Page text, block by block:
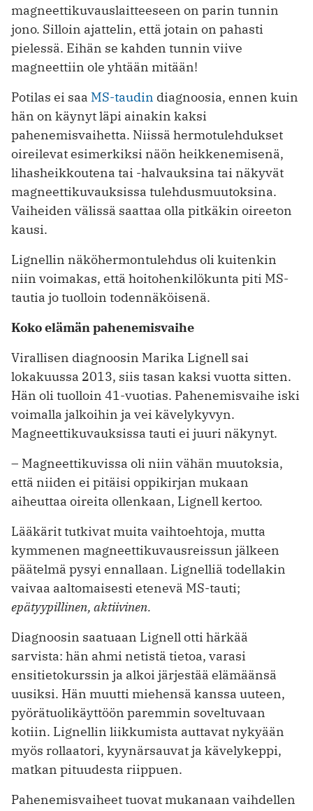
magneettikuvauslaitteeseen on parin tunnin
jono. Silloin ajattelin, että jotain on pahasti
pielessä. Eihän se kahden tunnin viive
magneettiin ole yhtään mitään!
Potilas ei saa MS-taudin diagnoosia, ennen kuin
hän on käynyt läpi ainakin kaksi
pahenemisvaihetta. Niissä hermotulehdukset
oireilevat esimerkiksi näön heikkenemisenä,
lihasheikkoutena tai -halvauksina tai näkyvät
magneettikuvauksissa tulehdusmuutoksina.
Vaiheiden välissä saattaa olla pitkäkin oireeton
kausi.
Lignellin näköhermontulehdus oli kuitenkin
niin voimakas, että hoitohenkilökunta piti MS-
tautia jo tuolloin todennäköisenä.
Koko elämän pahenemisvaihe
Virallisen diagnoosin Marika Lignell sai
lokakuussa 2013, siis tasan kaksi vuotta sitten.
Hän oli tuolloin 41-vuotias. Pahenemisvaihe iski
voimalla jalkoihin ja vei kävelykyvyn.
Magneettikuvauksissa tauti ei juuri näkynyt.
– Magneettikuvissa oli niin vähän muutoksia,
että niiden ei pitäisi oppikirjan mukaan
aiheuttaa oireita ollenkaan, Lignell kertoo.
Lääkärit tutkivat muita vaihtoehtoja, mutta
kymmenen magneettikuvausreissun jälkeen
päätelmä pysyi ennallaan. Lignelliä todellakin
vaivaa aaltomaisesti etenevä MS-tauti;
epätyypillinen, aktiivinen.
Diagnoosin saatuaan Lignell otti härkää
sarvista: hän ahmi netistä tietoa, varasi
ensitietokurssin ja alkoi järjestää elämäänsä
uusiksi. Hän muutti miehensä kanssa uuteen,
pyörätuolikäyttöön paremmin soveltuvaan
kotiin. Lignellin liikkumista auttavat nykyään
myös rollaatori, kyynärsauvat ja kävelykeppi,
matkan pituudesta riippuen.
Pahenemisvaiheet tuovat mukanaan vaihdellen